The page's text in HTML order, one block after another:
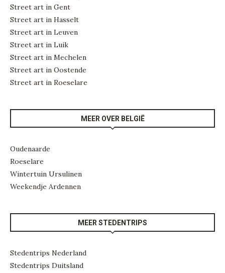
Street art in Gent
Street art in Hasselt
Street art in Leuven
Street art in Luik
Street art in Mechelen
Street art in Oostende
Street art in Roeselare
MEER OVER BELGIË
Oudenaarde
Roeselare
Wintertuin Ursulinen
Weekendje Ardennen
MEER STEDENTRIPS
Stedentrips Nederland
Stedentrips Duitsland